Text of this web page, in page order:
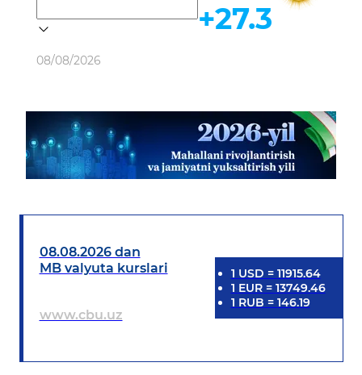
Ob-havo
08/08/2026
+27.3
08.08.2026 dan
MB valyuta kurslari
www.cbu.uz
1 USD = 11915.64
1 EUR= 13749.46
1 RUB = 146.19